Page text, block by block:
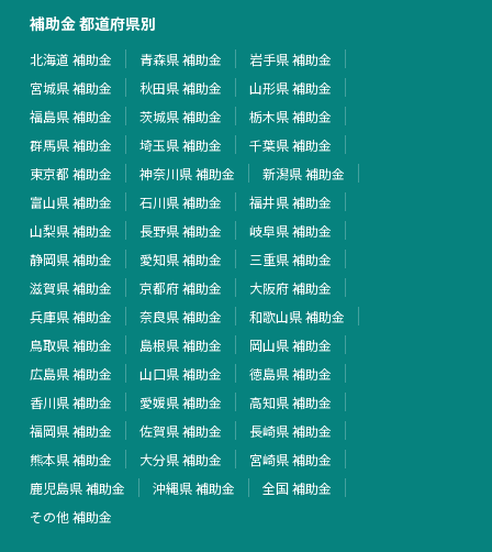
補助金 都道府県別
北海道 補助金 青森県 補助金
岩手県 補助金
宮城県 補助金
秋田県 補助金
山形県 補助金
福島県 補助金
茨城県 補助金
栃木県 補助金
群馬県 補助金
埼玉県 補助金
千葉県 補助金
東京都 補助金
神奈川県 補助金
新潟県 補助金
富山県 補助金
石川県 補助金
福井県 補助金
山梨県 補助金
長野県 補助金
岐阜県 補助金
静岡県 補助金
愛知県 補助金
三重県 補助金
滋賀県 補助金
京都府 補助金
大阪府 補助金
兵庫県 補助金
奈良県 補助金
和歌山県 補助金
鳥取県 補助金
島根県 補助金
岡山県 補助金
広島県 補助金
山口県 補助金
徳島県 補助金
香川県 補助金
愛媛県 補助金
高知県 補助金
福岡県 補助金
佐賀県 補助金
長崎県 補助金
熊本県 補助金
大分県 補助金
宮崎県 補助金
鹿児島県 補助金
沖縄県 補助金
全国 補助金
その他 補助金